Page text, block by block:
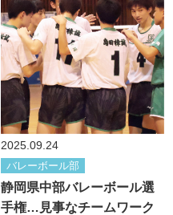
2025.09.24
バレーボール部
静岡県中部バレーボール選
手権…見事なチームワーク